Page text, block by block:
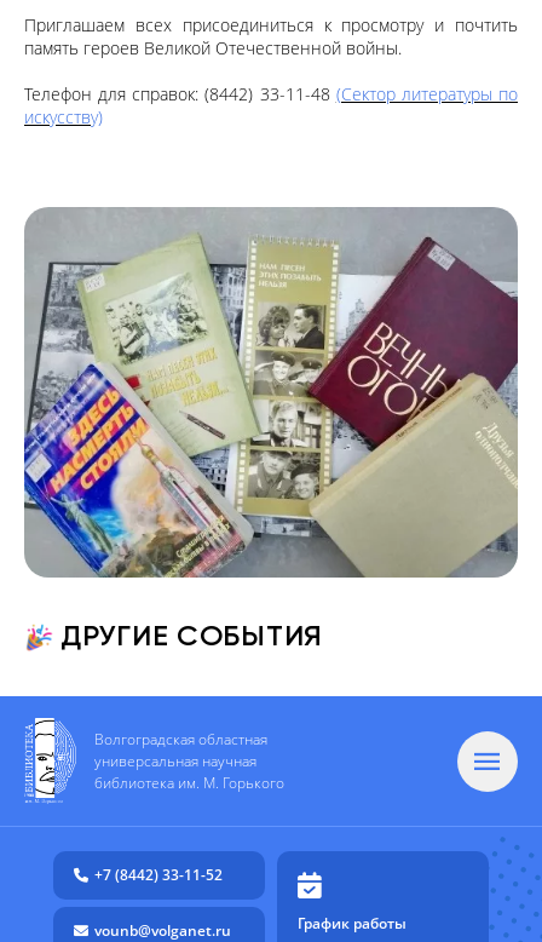
Приглашаем всех присоединиться к просмотру и почтить
память героев Великой Отечественной войны.
Телефон для справок: (8442) 33-11-48 (Сектор литературы по
искусству)
ДРУГИЕ СОБЫТИЯ
Волгоградская областная
универсальная научная
библиотека им. М. Горького
+7 (8442) 33-11-52
vounb@volganet.ru График работы